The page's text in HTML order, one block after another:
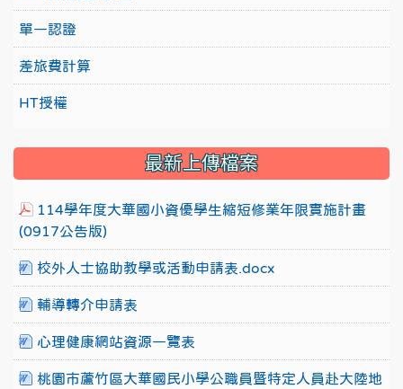
單一認證
差旅費計算
HT授權
最新上傳檔案
114學年度大華國小資優學生縮短修業年限實施計畫
(0917公告版)
校外人士協助教學或活動申請表.docx
輔導轉介申請表
心理健康網站資源一覽表
桃園市蘆竹區大華國民小學公職員暨特定人員赴大陸地